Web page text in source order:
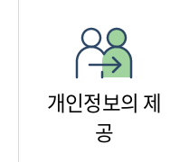
개인정보의 제
공